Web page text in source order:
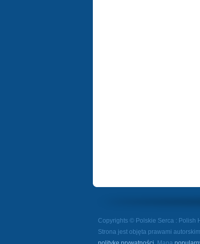
Copyrights © Polskie Serca : Polish
Strona jest objęta prawami